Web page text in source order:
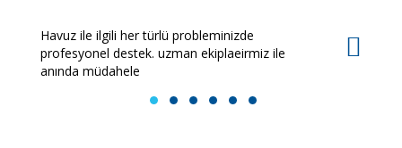
Havuz ile ilgili her türlü probleminizde
profesyonel destek. uzman ekiplaeirmiz ile
anında müdahele
1 2 3 4 5 6